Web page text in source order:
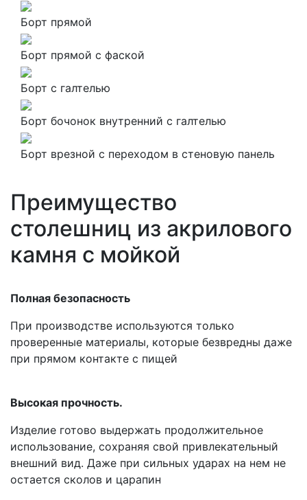
Борт прямой
Борт прямой с фаской
Борт с галтелью
Борт бочонок внутренний с галтелью
Борт врезной с переходом в стеновую панель
Преимущество
столешниц из акрилового
камня с мойкой
Полная безопасность
При производстве используются только
проверенные материалы, которые безвредны даже
при прямом контакте с пищей
Высокая прочность.
Изделие готово выдержать продолжительное
использование, сохраняя свой привлекательный
внешний вид. Даже при сильных ударах на нем не
остается сколов и царапин